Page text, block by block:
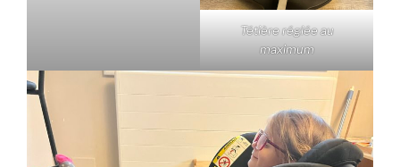
Tétière réglée au
maximum